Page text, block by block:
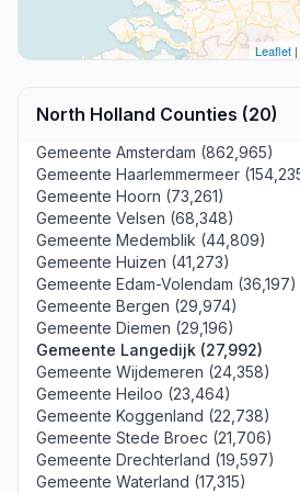
Leaflet
North Holland Counties (20)
Gemeente Amsterdam (862,965)
Gemeente Haarlemmermeer
Gemeente Hoorn (73,261)
Gemeente Velsen (68,348)
Gemeente Medemblik (44,809)
Gemeente Huizen (41,273)
Gemeente Edam-Volendam (36,197)
Gemeente Bergen (29,974)
Gemeente Diemen (29,196)
Gemeente Langedijk (27,992)
Gemeente Wijdemeren (24,358)
Gemeente Heiloo (23,464)
Gemeente Koggenland (22,738)
Gemeente Stede Broec (21,706)
Gemeente Drechterland (19,597)
Gemeente Waterland (17,315)